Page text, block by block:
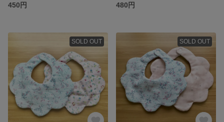
450円
480円
SOLD OUT SOLD OUT